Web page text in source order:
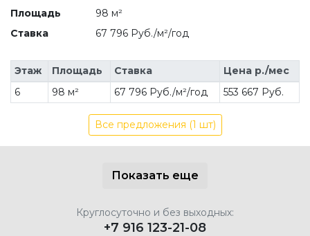
Площадь
98 м²
Ставка
67 796 Руб./м²/год
Этаж Площадь Ставка
Цена р./мес
6
98 м² 67 796 Руб./м²/год 553 667 Руб.
Все предложения (1 шт)
Показать еще
Круглосуточно и без выходных:
+7 916 123-21-08